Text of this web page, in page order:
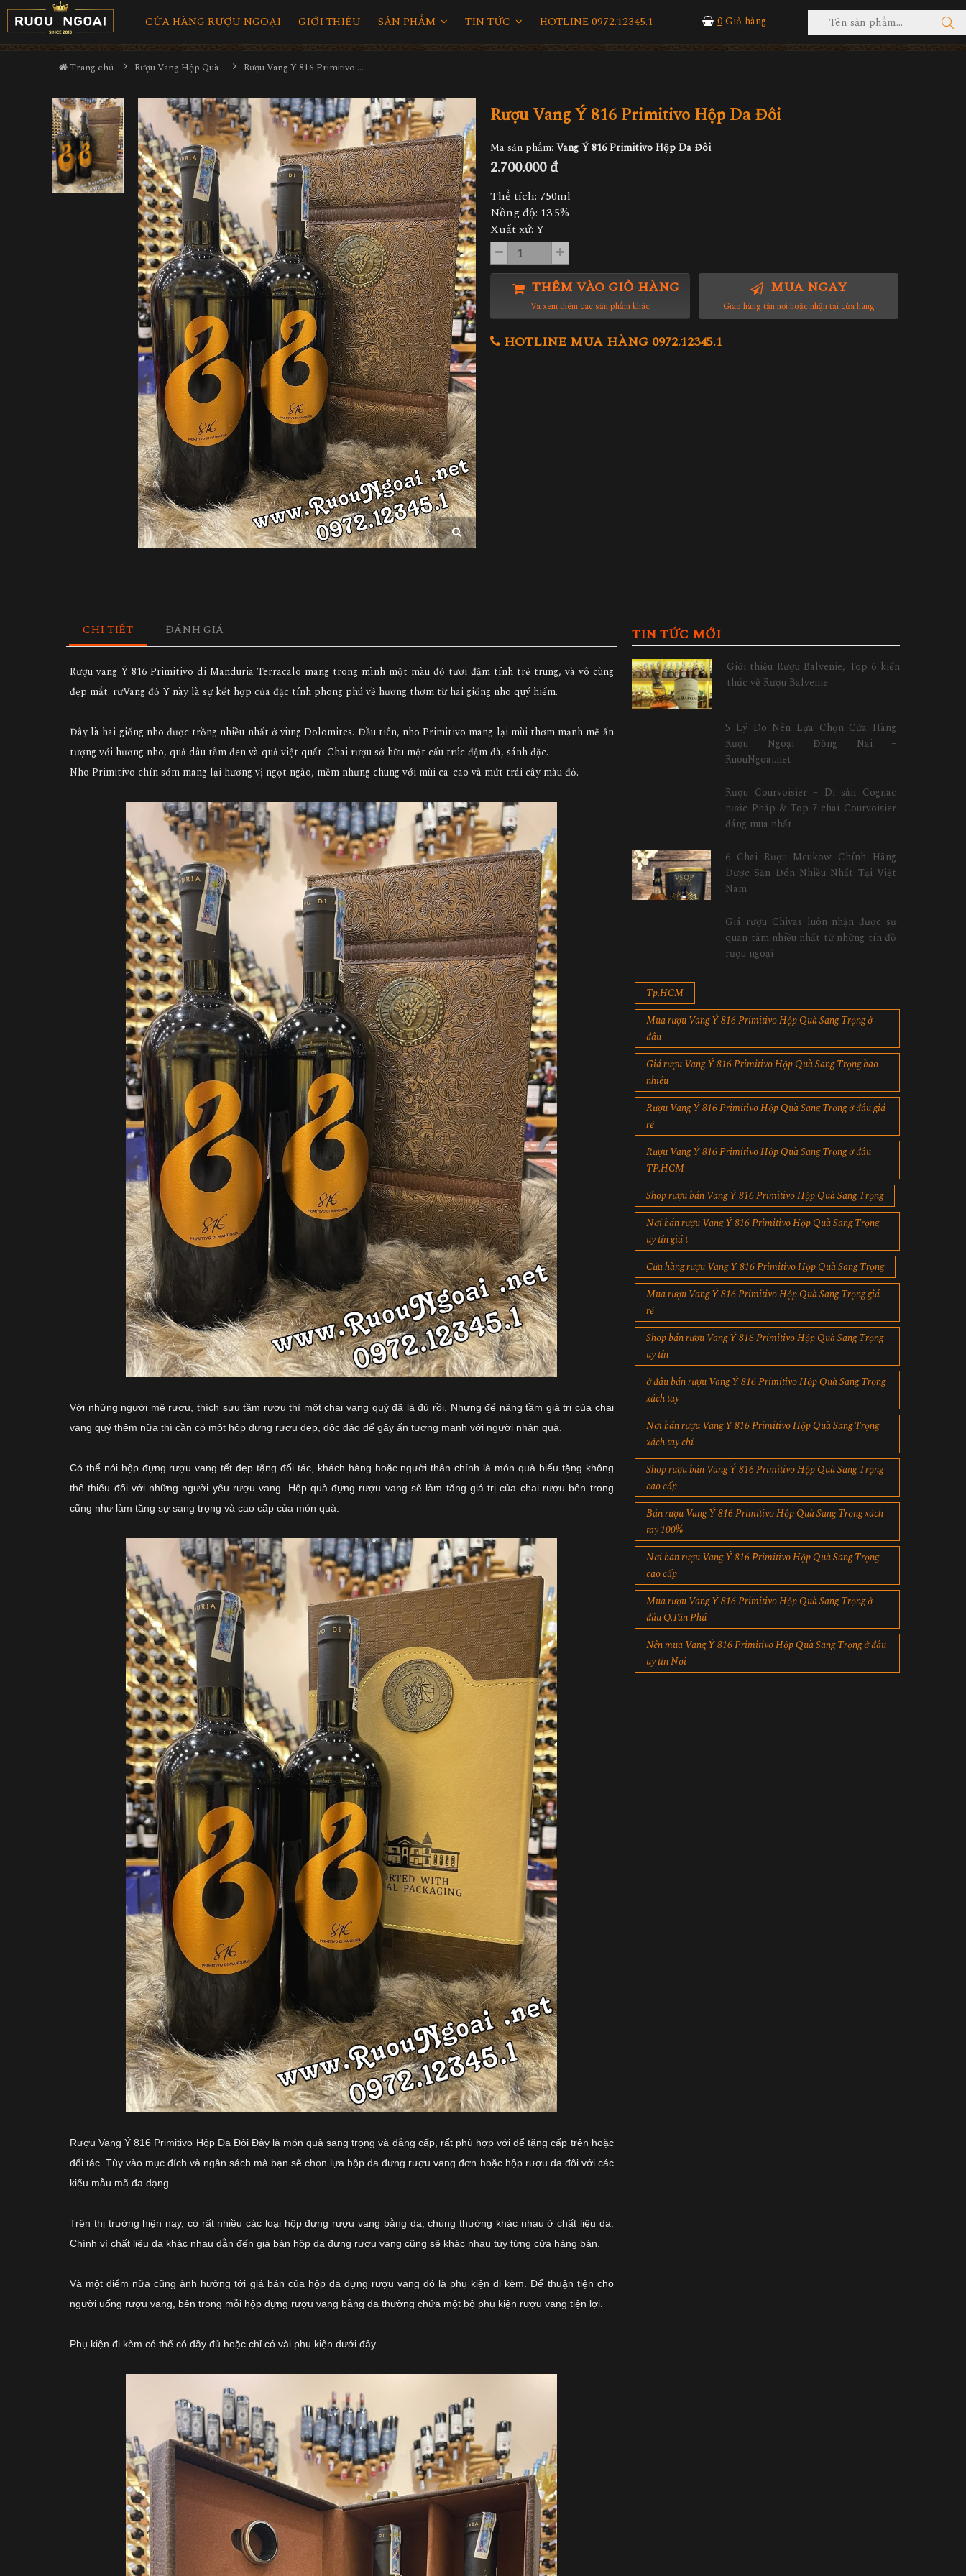
CỬA HÀNG RƯỢU NGOẠI GIỚI THIỆU SẢN PHẨM TIN TỨC HOTLINE 0972.12345.1 0Giỏ hàng
Trang chủ Rượu Vang Hộp Quà Rượu Vang Ý 816 Primitivo Hộp Da Đôi
Rượu Vang Ý 816 Primitivo Hộp Da Đôi
Mã sản phẩm: Vang Ý 816 Primitivo Hộp Da Đôi
2.700.000 đ
Thể tích: 750ml
Nồng độ: 13.5%
Xuất xứ: Ý
THÊM VÀO GIỎ HÀNG
Và xem thêm các sản phẩm khác
MUA NGAY
Giao hàng tận nơi hoặc nhận tại cửa hàng
HOTLINE MUA HÀNG 0972.12345.1
CHI TIẾT ĐÁNH GIÁ
Rượu vang Ý 816 Primitivo di Manduria Terracalo mang trong mình một màu đỏ tươi đậm tính trẻ trung, và vô cùng
đẹp mắt. rưVang đỏ Ý này là sự kết hợp của đặc tính phong phú về hương thơm từ hai giống nho quý hiếm.
Đây là hai giống nho được trồng nhiều nhất ở vùng Dolomites. Đầu tiên, nho Primitivo mang lại mùi thơm mạnh mẽ ấn
tượng với hương nho, quả dâu tằm đen và quả việt quất. Chai rượu sở hữu một cấu trúc đậm đà, sánh đặc.
Nho Primitivo chín sớm mang lại hương vị ngọt ngào, mềm nhưng chung với mùi ca-cao và mứt trái cây màu đỏ.
Với những người mê rượu, thích sưu tầm rượu thì một chai vang quý đã là đủ rồi. Nhưng để nâng tầm giá trị của chai
vang quý thêm nữa thì cần có một hộp đựng rượu đẹp, độc đáo để gây ấn tượng mạnh với người nhận quà.
Có thể nói hộp đựng rượu vang tết đẹp tặng đối tác, khách hàng hoặc người thân chính là món quà biếu tặng không
thể thiếu đối với những người yêu rượu vang. Hộp quà đựng rượu vang sẽ làm tăng giá trị của chai rượu bên trong
cũng như làm tăng sự sang trọng và cao cấp của món quà.
Rượu Vang Ý 816 Primitivo Hộp Da ĐôiĐây là món quà sang trọng và đẳng cấp, rất phù hợp với để tặng cấp trên hoặc
đối tác. Tùy vào mục đích và ngân sách mà bạn sẽ chọn lựa hộp da đựng rượu vang đơn hoặc hộp rượu da đôivới các
kiểu mẫu mã đa dạng.
Trên thị trường hiện nay, có rất nhiều các loại hộp đựng rượu vang bằng da, chúng thường khác nhau ở chất liệu da.
Chính vì chất liệu da khác nhau dẫn đến giá bán hộp da đựng rượu vang cũng sẽ khác nhau tùy từng cửa hàng bán.
Và một điểm nữa cũng ảnh hưởng tới giá bán của hộp da đựng rượu vang đó là phụ kiện đi kèm. Để thuận tiện cho
người uống rượu vang, bên trong mỗi hộp đựng rượu vang bằng da thường chứa một bộ phụ kiện rượu vang tiện lợi.
Phụ kiện đi kèm có thể có đầy đủ hoặc chỉ có vài phụ kiện dưới đây.
TIN TỨC MỚI
Giới thiệu Rượu Balvenie, Top 6 kiến
thức về Rượu Balvenie
5 Lý Do Nên Lựa Chọn Cửa Hàng
Rượu Ngoại Đồng Nai –
RuouNgoai.net
Rượu Courvoisier – Di sản Cognac
nước Pháp & Top 7 chai Courvoisier
đáng mua nhất
6 Chai Rượu Meukow Chính Hãng
Được Săn Đón Nhiều Nhất Tại Việt
Nam
Giá rượu Chivas luôn nhận được sự
quan tâm nhiều nhất từ những tín đồ
rượu ngoại
Tp.HCM
Mua rượu Vang Ý 816 Primitivo Hộp Quà Sang Trọng ở
đâu
Giá rượu Vang Ý 816 Primitivo Hộp Quà Sang Trọng bao
nhiêu
Rượu Vang Ý 816 Primitivo Hộp Quà Sang Trọng ở đâu giá
rẻ
Rượu Vang Ý 816 Primitivo Hộp Quà Sang Trọng ở đâu
TP.HCM
Shop rượu bán Vang Ý 816 Primitivo Hộp Quà Sang Trọng
Nơi bán rượu Vang Ý 816 Primitivo Hộp Quà Sang Trọng
uy tín giá t
Cửa hàng rượu Vang Ý 816 Primitivo Hộp Quà Sang Trọng
Mua rượu Vang Ý 816 Primitivo Hộp Quà Sang Trọng giá
rẻ
Shop bán rượu Vang Ý 816 Primitivo Hộp Quà Sang Trọng
uy tín
ở đâu bán rượu Vang Ý 816 Primitivo Hộp Quà Sang Trọng
xách tay
Nơi bán rượu Vang Ý 816 Primitivo Hộp Quà Sang Trọng
xách tay chí
Shop rượu bán Vang Ý 816 Primitivo Hộp Quà Sang Trọng
cao cấp
Bán rượu Vang Ý 816 Primitivo Hộp Quà Sang Trọng xách
tay 100%
Nơi bán rượu Vang Ý 816 Primitivo Hộp Quà Sang Trọng
cao cấp
Mua rượu Vang Ý 816 Primitivo Hộp Quà Sang Trọng ở
đâu Q.Tân Phú
Nên mua Vang Ý 816 Primitivo Hộp Quà Sang Trọng ở đâu
uy tín Nơi